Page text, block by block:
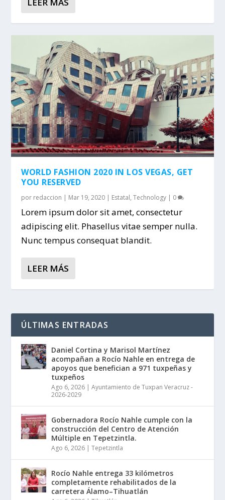
LEER MÁS
WORLD FASHION 2020 IN LOS VEGAS, GET
YOU RESERVED
por redaccion | Mar 19, 2020 | Estatal,Technology | 0
Lorem ipsum dolor sit amet, consectetur
adipiscing elit. Phasellus vitae semper nulla.
Nunc tempus consequat blandit.
LEER MÁS
ÚLTIMAS ENTRADAS
Daniel Cortina y Marisol Martínez
acompañan a Rocío Nahle en entrega de
apoyos que benefician a 971 tuxpeñas y
tuxpeños
Ago 6, 2026 |Ayuntamiento de Tuxpan Veracruz -
2026-2029
Gobernadora Rocío Nahle cumple con la
construcción del Centro de Atención
Múltiple en Tepetzintla.
Ago 6, 2026 |Tepetzintla
Rocío Nahle entrega 33 kilómetros
completamente rehabilitados de la
carretera Álamo–Tihuatlán